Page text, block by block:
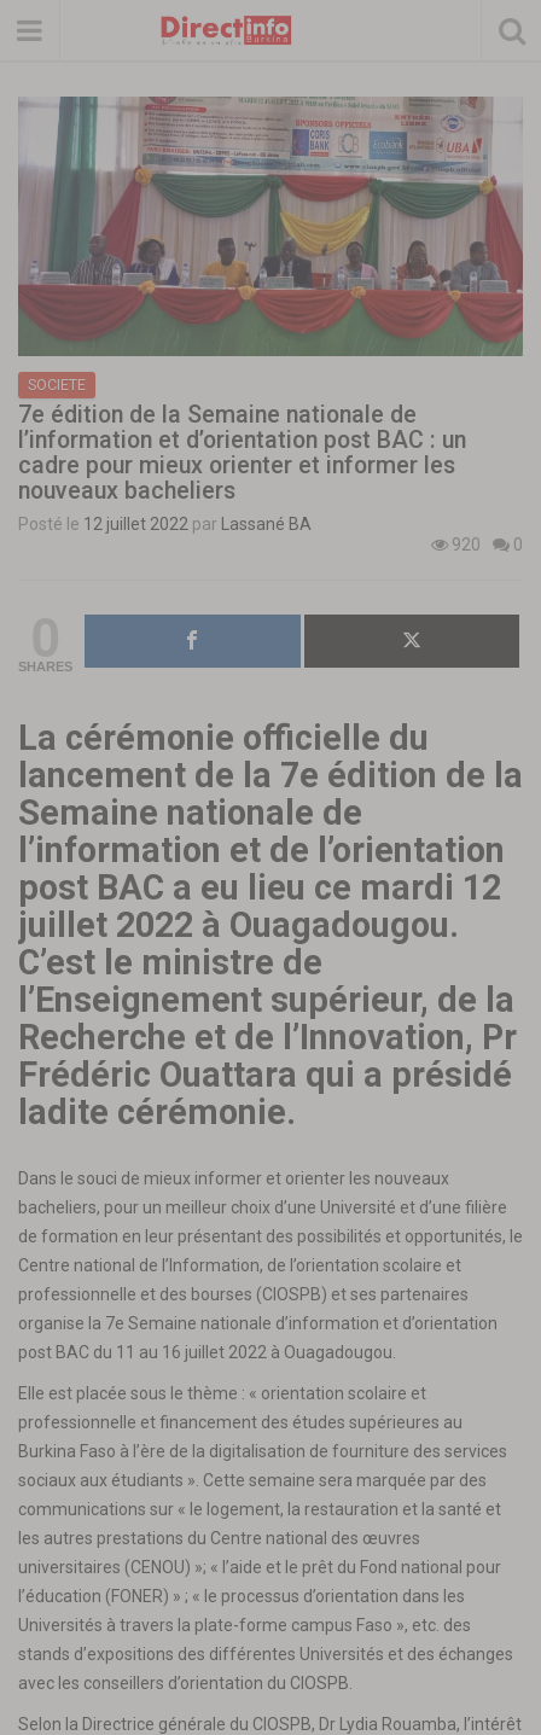
SOCIETE
7e édition de la Semaine nationale de
l’information et d’orientation post BAC : un
cadre pour mieux orienter et informer les
nouveaux bacheliers
Posté le 12 juillet 2022 par
Lassané BA
920
0
SHARES
La cérémonie officielle du
lancement de la 7e édition de la
Semaine nationale de
l’information et de l’orientation
post BAC a eu lieu ce mardi 12
juillet 2022 à Ouagadougou.
C’est le ministre de
l’Enseignement supérieur, de la
Recherche et de l’Innovation, Pr
Frédéric Ouattara qui a présidé
ladite cérémonie.
Dans le souci de mieux informer et orienter les nouveaux
bacheliers, pour un meilleur choix d’une Université et d’une filière
de formation en leur présentant des possibilités et opportunités, le
Centre national de l’Information, de l’orientation scolaire et
professionnelle et des bourses (CIOSPB) et ses partenaires
organise la 7e Semaine nationale d’information et d’orientation
post BAC du 11 au 16 juillet 2022 à Ouagadougou.
Elle est placée sous le thème : « orientation scolaire et
professionnelle et financement des études supérieures au
Burkina Faso à l’ère de la digitalisation de fourniture des services
sociaux aux étudiants ». Cette semaine sera marquée par des
communications sur « le logement, la restauration et la santé et
les autres prestations du Centre national des œuvres
universitaires (CENOU) »; « l’aide et le prêt du Fond national pour
l’éducation (FONER) » ; « le processus d’orientation dans les
Universités à travers la plate-forme campus Faso », etc. des
stands d’expositions des différentes Universités et des échanges
avec les conseillers d’orientation du CIOSPB.
Selon la Directrice générale du CIOSPB, Dr Lydia Rouamba, l’intérêt